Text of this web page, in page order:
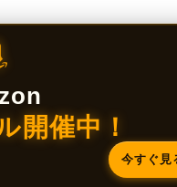
開催中！
今すぐ見